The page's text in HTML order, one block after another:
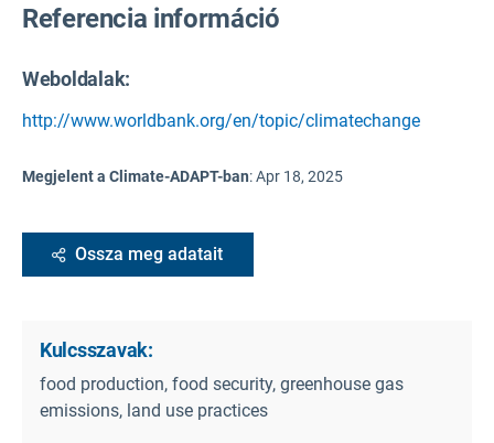
Referencia információ
Weboldalak:
http://www.worldbank.org/en/topic/climatechange
Megjelent a Climate-ADAPT-ban:Apr 18, 2025
Ossza meg adatait
Kulcsszavak:
food production, food security, greenhouse gas
emissions, land use practices